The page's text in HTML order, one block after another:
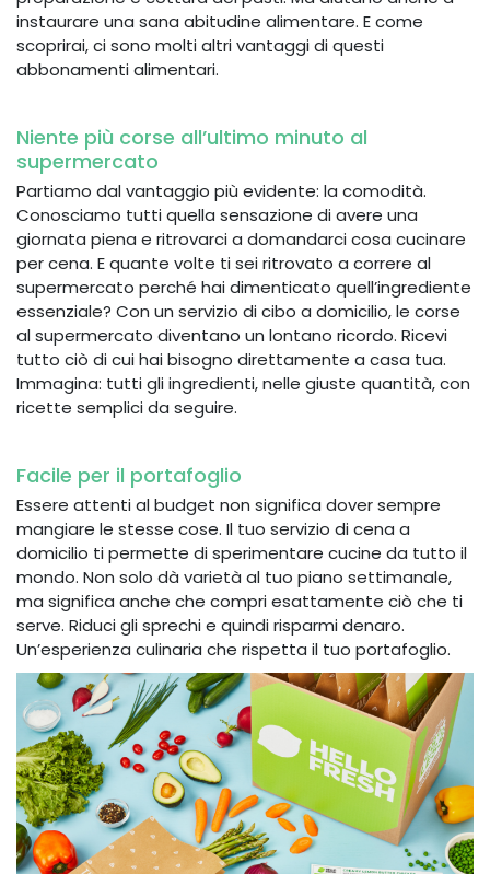
instaurare una sana abitudine alimentare. E come
scoprirai, ci sono molti altri vantaggi di questi
abbonamenti alimentari.
Niente più corse all’ultimo minuto al
supermercato
Partiamo dal vantaggio più evidente: la comodità.
Conosciamo tutti quella sensazione di avere una
giornata piena e ritrovarci a domandarci cosa cucinare
per cena. E quante volte ti sei ritrovato a correre al
supermercato perché hai dimenticato quell’ingrediente
essenziale? Con un servizio di cibo a domicilio, le corse
al supermercato diventano un lontano ricordo. Ricevi
tutto ciò di cui hai bisogno direttamente a casa tua.
Immagina: tutti gli ingredienti, nelle giuste quantità, con
ricette semplici da seguire.
Facile per il portafoglio
Essere attenti al budget non significa dover sempre
mangiare le stesse cose. Il tuo servizio di cena a
domicilio ti permette di sperimentare cucine da tutto il
mondo. Non solo dà varietà al tuo piano settimanale,
ma significa anche che compri esattamente ciò che ti
serve. Riduci gli sprechi e quindi risparmi denaro.
Un’esperienza culinaria che rispetta il tuo portafoglio.